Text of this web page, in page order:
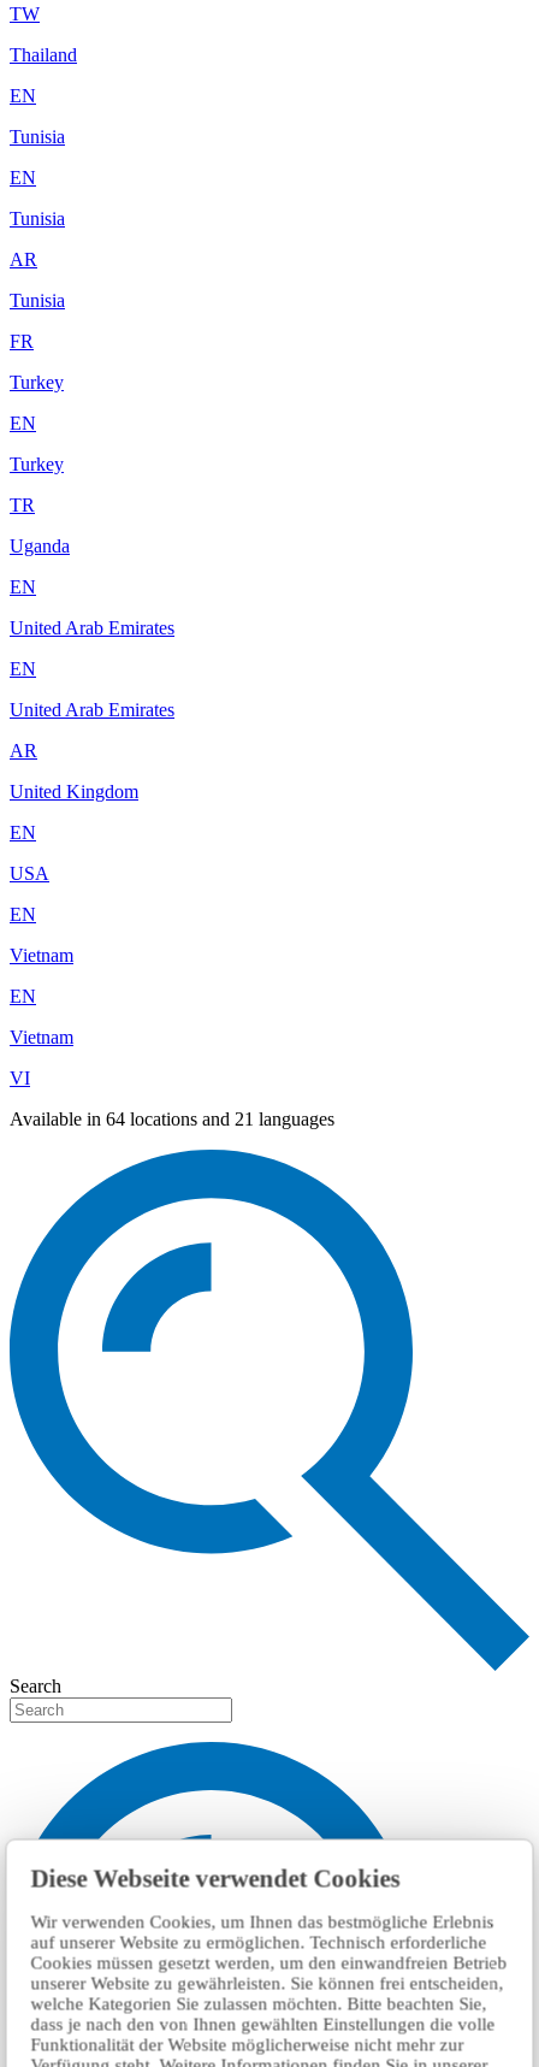
Diese Webseite verwendet Cookies
Wir verwenden Cookies, um Ihnen das bestmögliche Erlebnis
auf unserer Website zu ermöglichen. Technisch erforderliche
Cookies müssen gesetzt werden, um den einwandfreien Betrieb
unserer Website zu gewährleisten. Sie können frei entscheiden,
welche Kategorien Sie zulassen möchten. Bitte beachten Sie,
dass je nach den von Ihnen gewählten Einstellungen die volle
Funktionalität der Website möglicherweise nicht mehr zur
TW
Thailand
EN
Tunisia
EN
Tunisia
AR
Tunisia
FR
Turkey
EN
Turkey
TR
Uganda
EN
United Arab Emirates
EN
United Arab Emirates
AR
United Kingdom
EN
USA
EN
Vietnam
EN
Vietnam
VI
Available in 64 locations and 21 languages
Search